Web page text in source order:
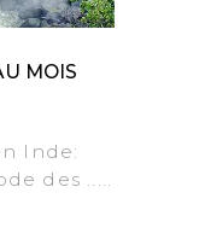
MOIS
Inde:
des .....